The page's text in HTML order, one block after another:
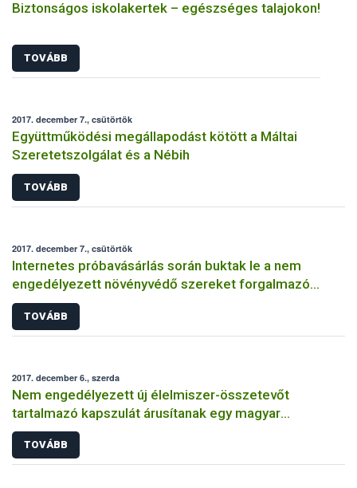
Biztonságos iskolakertek – egészséges talajokon!
TOVÁBB
2017. december 7., csütörtök
Együttműködési megállapodást kötött a Máltai
Szeretetszolgálat és a Nébih
TOVÁBB
2017. december 7., csütörtök
Internetes próbavásárlás során buktak le a nem
engedélyezett növényvédő szereket forgalmazó
magánszemélyek
TOVÁBB
2017. december 6., szerda
Nem engedélyezett új élelmiszer-összetevőt
tartalmazó kapszulát árusítanak egy magyar
webáruházban
TOVÁBB